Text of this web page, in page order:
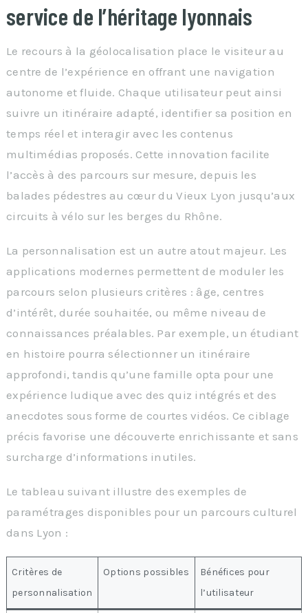
service de l’héritage lyonnais
Le recours à la géolocalisation place le visiteur au
centre de l’expérience en offrant une navigation
autonome et fluide. Chaque utilisateur peut ainsi
suivre un itinéraire adapté, identifier sa position en
temps réel et interagir avec les contenus
multimédias proposés. Cette innovation facilite
l’accès à des parcours sur mesure, depuis les
balades pédestres au cœur du Vieux Lyon jusqu’aux
circuits à vélo sur les berges du Rhône.
La personnalisation est un autre atout majeur. Les
applications modernes permettent de moduler les
parcours selon plusieurs critères : âge, centres
d’intérêt, durée souhaitée, ou même niveau de
connaissances préalables. Par exemple, un étudiant
en histoire pourra sélectionner un itinéraire
approfondi, tandis qu’une famille opta pour une
expérience ludique avec des quiz intégrés et des
anecdotes sous forme de courtes vidéos. Ce ciblage
précis favorise une découverte enrichissante et sans
surcharge d’informations inutiles.
Le tableau suivant illustre des exemples de
paramétrages disponibles pour un parcours culturel
dans Lyon :
Critères de
personnalisation
Options possibles
Bénéfices pour
l’utilisateur